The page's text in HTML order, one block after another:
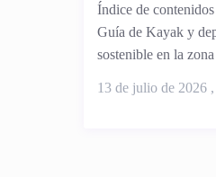
Índice de
Guía de Kayak y
sostenible en la
13 de julio de 2026,